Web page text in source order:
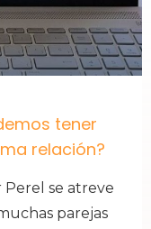
tener
relación?
Perel se atreve
parejas